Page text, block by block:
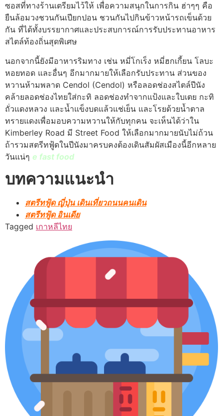
ซอสที่ทางร้านเตรียมไว้ให้ เพื่อความสนุกในการกิน ฮ่าๆๆ คือ
ยืนล้อมวงชวนกันเปียกปอน ชวนกันไปกินข้าวหน้ารถเข็นด้วย
กัน ที่ได้ทั้งบรรยากาศและประสบการณ์การรับประทานอาหาร
สไตล์ท้องถิ่นสุดพิเศษ
นอกจากนี้ยังมีอาหารริมทาง เช่น หมี่โกเร็ง หมี่ฮกเกี้ยน โลบะ
หอยทอด และอื่นๆ อีกมากมายให้เลือกรับประทาน ส่วนของ
หวานห้ามพลาด Cendol (Cendol) หรือลอดช่องสไตล์ปีนัง
คล้ายลอดช่องไทยใส่กะทิ ลอดช่องทำจากแป้งและใบเตย กะทิ
ถั่วแดงหลวง และน้ำแข็งบดแล้วแช่เย็น และโรยด้วยน้ำตาล
ทรายแดงเพื่อมอบความหวานให้กับทุกคน จะเห็นได้ว่าใน
Kimberley Road มี Street Food ให้เลือกมากมายนับไม่ถ้วน
ถ้ารวมสตรีทฟู้ดในปีนังมาครบคงต้องเดินสัมผัสเมืองนี้อีกหลาย
วันแน่ๆ e fast food
บทความแนะนำ
สตรีทฟู้ด ญี่ปุ่น เดินเที่ยวถนนคนเดิน
สตรีทฟู้ด อินเดีย
Tagged เกาหลีไทย